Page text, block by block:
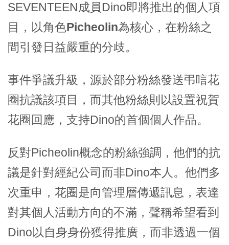
SEVENTEEN成員Dino即將推出的個人項
目，以角色Picheolin為核心，在粉絲之
間引發日益嚴重的分歧。
事件爭議升級，源於部分粉絲發送弔唁花
圈抗議該項目，而其他粉絲則以設置祝賀
花圈回應，支持Dino的首個個人作品。
反對Picheolin概念的粉絲強調，他們的抗
議是針對經紀公司而非Dino本人。他們多
次重申，花圈是向管理層傳遞訊息，表達
對其個人活動方向的不滿，聲稱希望看到
Dino以自身身份獲得推廣，而非透過一個